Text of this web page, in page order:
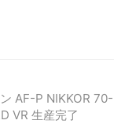
AF-P NIKKOR
VR 生産完了